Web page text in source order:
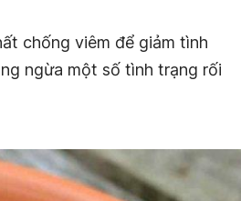
chống viêm để giảm tình
ngừa một số tình trạng rối